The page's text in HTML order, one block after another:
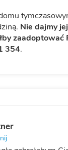
Nie dajmy
zaadoptować
354.